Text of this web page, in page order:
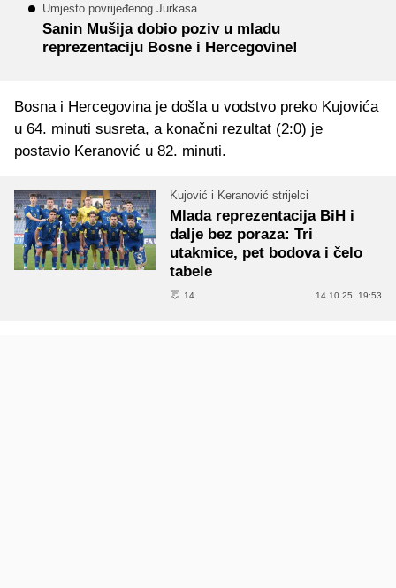
Umjesto povrijeđenog Jurkasa
Sanin Mušija dobio poziv u mladu
reprezentaciju Bosne i Hercegovine!
Bosna i Hercegovina je došla u vodstvo preko Kujovića
u 64. minuti susreta, a konačni rezultat (2:0) je
postavio Keranović u 82. minuti.
Kujović i Keranović strijelci
Mlada reprezentacija BiH i
dalje bez poraza: Tri
utakmice, pet bodova i čelo
tabele
14 14.10.25. 19:53